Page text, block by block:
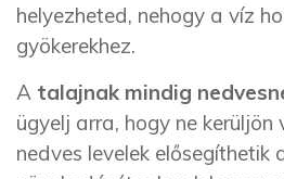
helyezheted, nehogy a víz
gyökerekhez.
A talajnak mindig
ügyelj arra, hogy ne kerüljön
nedves levelek elősegíthetik